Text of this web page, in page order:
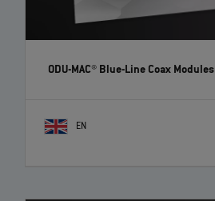
ODU-MAC® Blue-Line Coax Modules
EN